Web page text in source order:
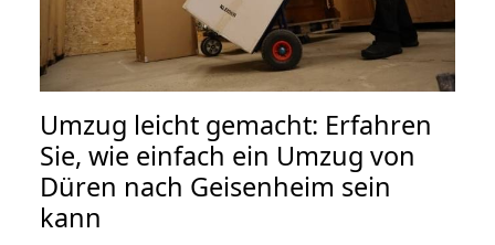
Umzug leicht gemacht: Erfahren
Sie, wie einfach ein Umzug von
Düren nach Geisenheim sein
kann